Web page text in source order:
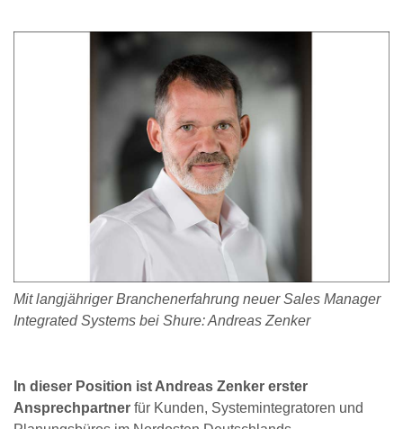
Mit langjähriger Branchenerfahrung neuer Sales Manager
Integrated Systems bei Shure: Andreas Zenker
In dieser Position ist Andreas Zenker erster
Ansprechpartner für Kunden, Systemintegratoren und